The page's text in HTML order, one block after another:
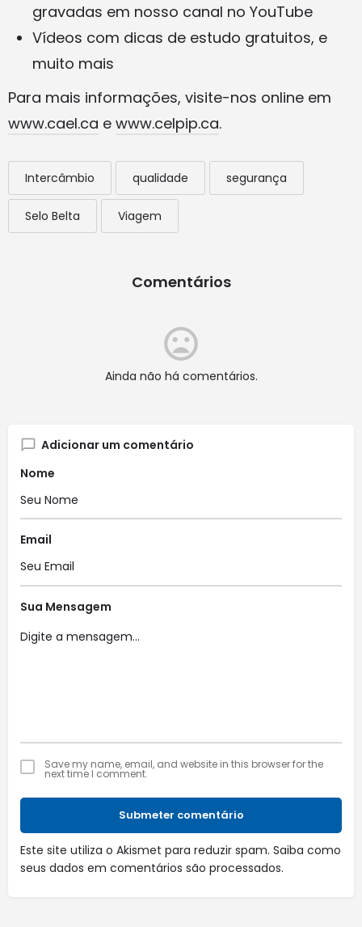
gravadas em nosso canal no YouTube
Vídeos com dicas de estudo gratuitos, e
muito mais
Para mais informações, visite-nos online em
www.cael.ca e www.celpip.ca.
Intercâmbio qualidade segurança
Selo Belta Viagem
Comentários
Ainda não há comentários.
Adicionar um comentário
Nome
Email
Sua Mensagem
Save my name, email, and website in this browser for the
next time I comment.
Submeter comentário
Este site utiliza o Akismet para reduzir spam. Saiba como
seus dados em comentários são processados.